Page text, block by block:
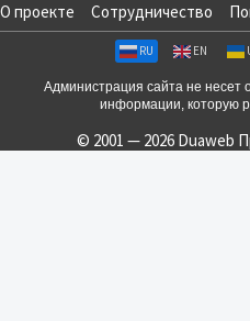
О проекте Сотрудничество
RU EN
Администрация сайта не несет
информации, которую
© 2001 — 2026 Duaweb